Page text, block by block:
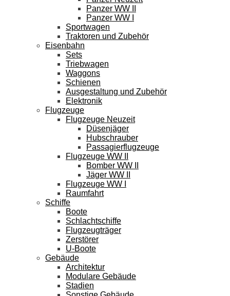
Panzer WW II
Panzer WW I
Sportwagen
Traktoren und Zubehör
Eisenbahn
Sets
Triebwagen
Waggons
Schienen
Ausgestaltung und Zubehör
Elektronik
Flugzeuge
Flugzeuge Neuzeit
Düsenjäger
Hubschrauber
Passagierflugzeuge
Flugzeuge WW II
Bomber WW II
Jäger WW II
Flugzeuge WW I
Raumfahrt
Schiffe
Boote
Schlachtschiffe
Flugzeugträger
Zerstörer
U-Boote
Gebäude
Architektur
Modulare Gebäude
Stadien